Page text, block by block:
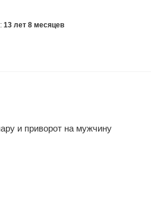
13 лет 8 месяцев
и приворот на мужчину